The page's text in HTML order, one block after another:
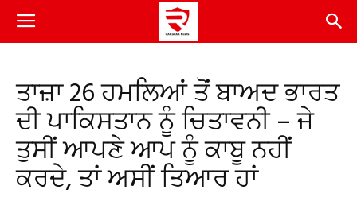
ਤਾਜ਼ਾ 26 ਹਮਲਿਆਂ ਤੋਂ ਬਾਅਦ ਭਾਰਤ
ਦੀ ਪਾਕਿਸਤਾਨ ਨੂੰ ਚਿਤਾਵਨੀ – ਜੇ
ਤੁਸੀਂ ਆਪਣੇ ਆਪ ਨੂੰ ਕਾਬੂ ਨਹੀਂ
ਕਰਦੇ, ਤਾਂ ਅਸੀਂ ਤਿਆਰ ਹਾਂ